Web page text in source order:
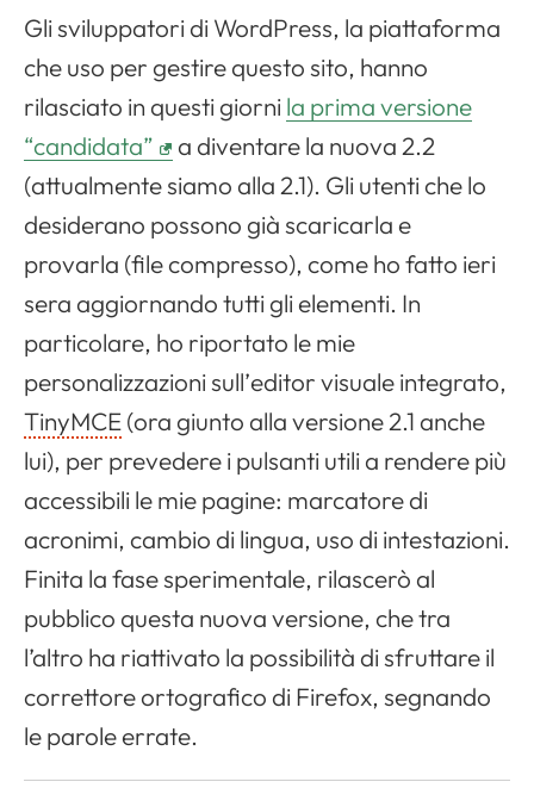
Gli sviluppatori di WordPress, la piattaforma
che uso per gestire questo sito, hanno
rilasciato in questi giorni la prima versione
“candidata”
a diventare la nuova 2.2
(attualmente siamo alla 2.1). Gli utenti che lo
desiderano possono già scaricarla e
provarla (filecompresso), come ho fatto ieri
sera aggiornando tutti gli elementi. In
particolare, ho riportato le mie
personalizzazioni sull’editorvisuale integrato,
TinyMCE(ora giunto alla versione 2.1 anche
lui), per prevedere i pulsanti utili a rendere più
accessibili le mie pagine: marcatore di
acronimi, cambio di lingua, uso di intestazioni.
Finita la fase sperimentale, rilascerò al
pubblico questa nuova versione, che tra
l’altro ha riattivato la possibilità di sfruttare il
correttore ortografico di Firefox, segnando
le parole errate.
Apri il menu di navigazione